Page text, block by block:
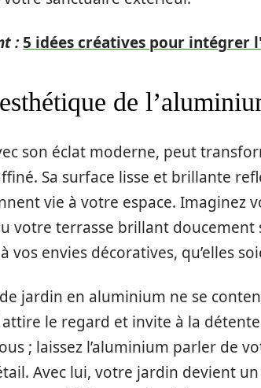
: 5 idées créatives pour intégrer
de
son éclat moderne, peut
Sa surface lisse et brillante
vie à votre espace. Imaginez
votre terrasse brillant doucement
vos envies décoratives, qu’elles
jardin en aluminium ne se
le regard et invite à la
; laissez l’aluminium parler de
Avec lui, votre jardin devient